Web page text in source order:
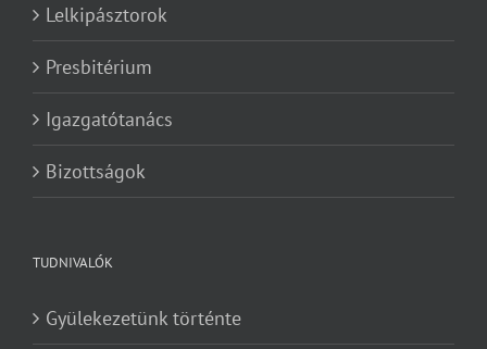
Lelkipásztorok
Presbitérium
Igazgatótanács
Bizottságok
TUDNIVALÓK
Gyülekezetünk történte